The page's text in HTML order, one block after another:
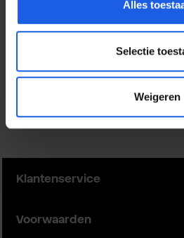
Alles
Selectie
Weigeren
Beschrijving
Geef je Galaxy Flip6 / Flip7 FE een
Klantenservice
Voorwaarden